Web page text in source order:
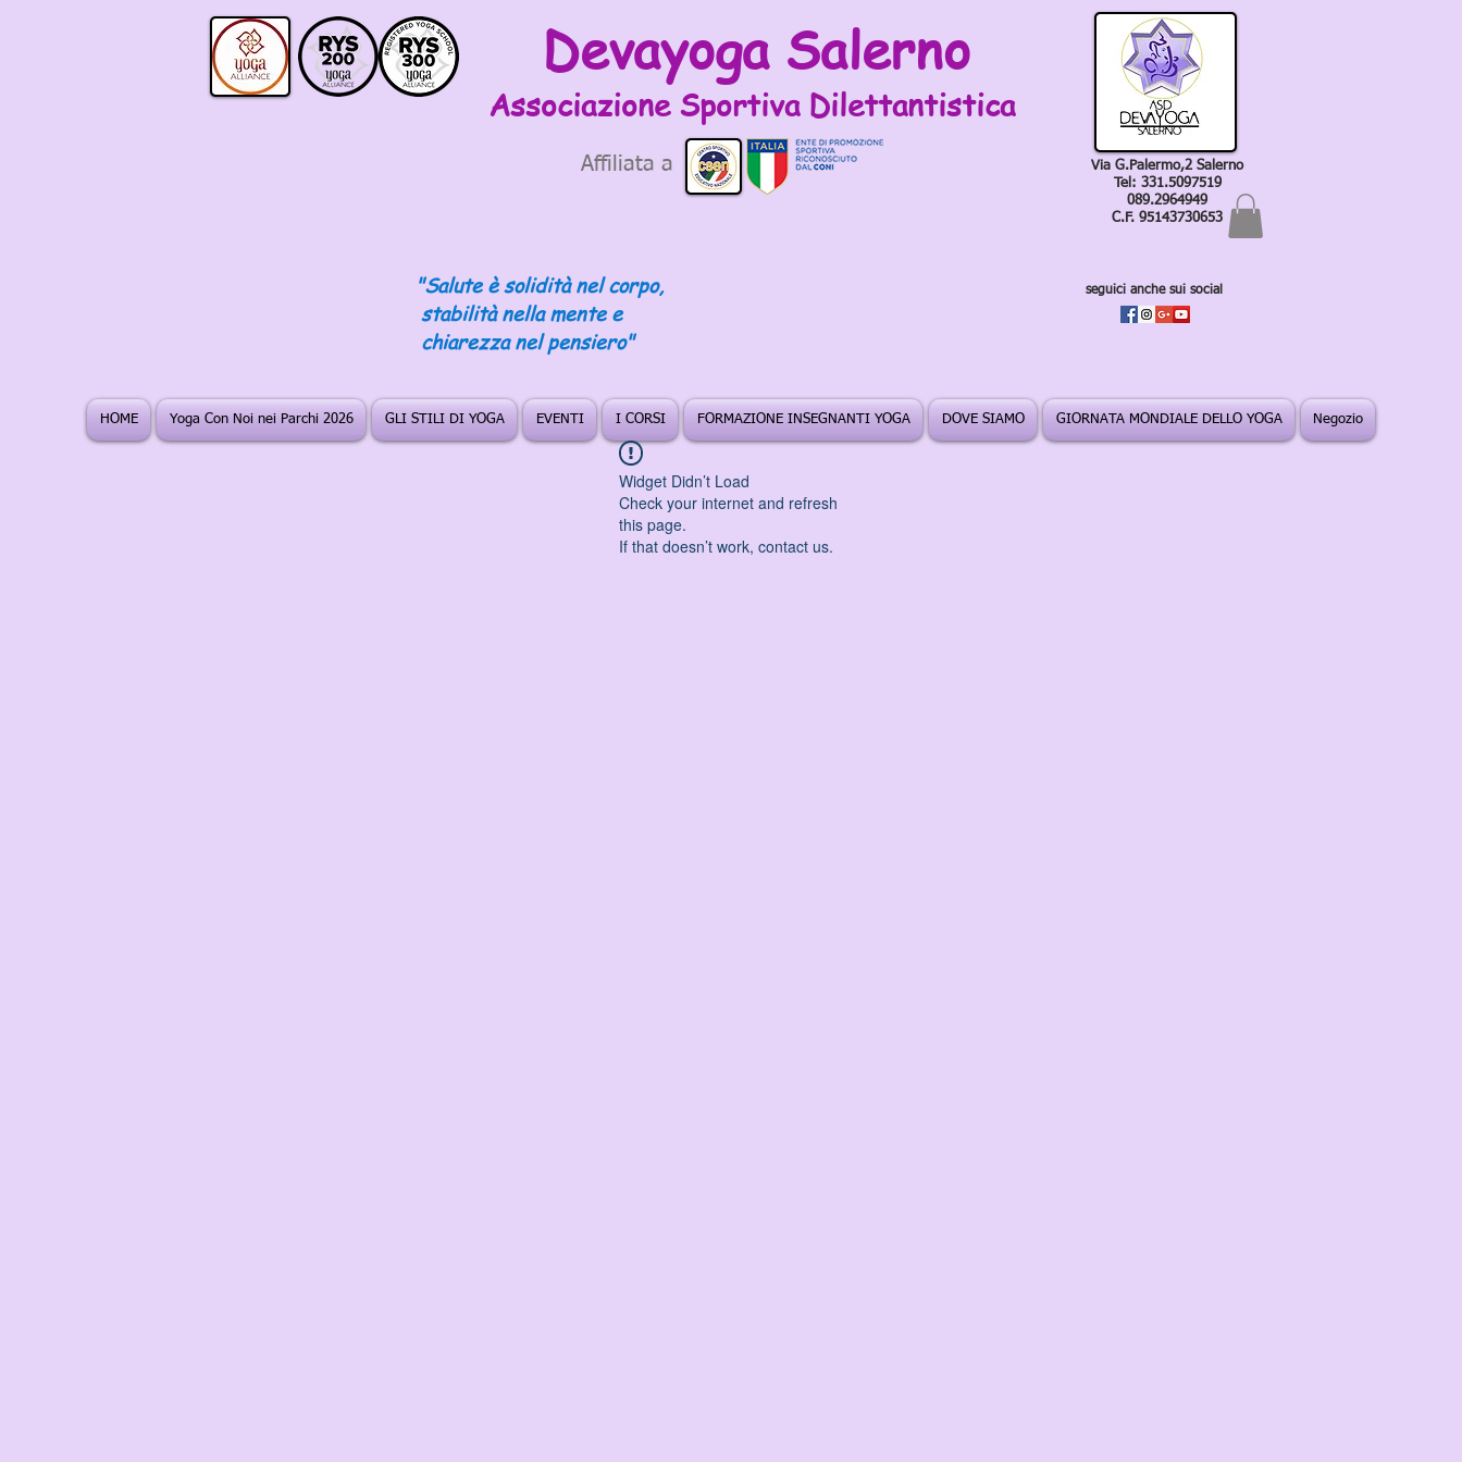
Devayoga Salerno
Associazione Sportiva Dilettantistica
Affiliata a
"Salute è solidità nel corpo,
stabilità nella mente e
chiarezza nel pensiero"
Via G.Palermo,2 Salerno
Tel: 331.5097519
089.2964949
C.F. 95143730653
seguici anche sui social
HOME Yoga Con Noi nei Parchi 2026 GLI STILI DI YOGA EVENTI I CORSI FORMAZIONE INSEGNANTI YOGA DOVE SIAMO GIORNATA MONDIALE DELLO YOGA Negozio
Widget Didn’t Load
Check your internet and refresh
this page.
If that doesn’t work, contact us.